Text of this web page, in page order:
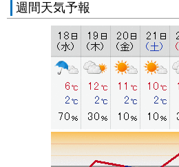
週間天気予報